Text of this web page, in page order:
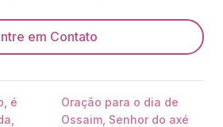
em Contato
é
Oração para o dia de
Ossaim, Senhor do axé